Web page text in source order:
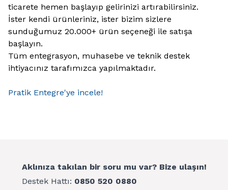
ticarete hemen başlayıp gelirinizi artırabilirsiniz.
İster kendi ürünleriniz, ister bizim sizlere
sunduğumuz 20.000+ ürün seçeneği ile satışa
başlayın.
Tüm entegrasyon, muhasebe ve teknik destek
ihtiyacınız tarafımızca yapılmaktadır.
Pratik Entegre'ye incele!
Aklınıza takılan bir soru mu var? Bize ulaşın!
Destek Hattı: 0850 520 0880